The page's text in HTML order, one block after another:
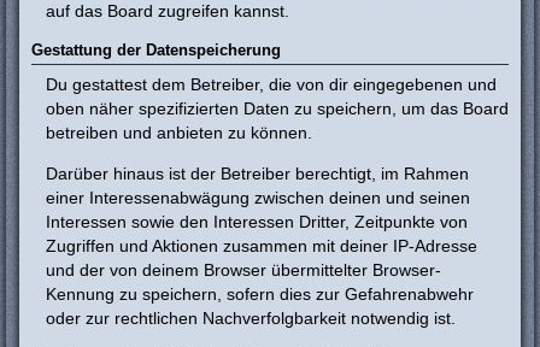
auf das Board zugreifen kannst.
Gestattung der Datenspeicherung
Du gestattest dem Betreiber, die von dir eingegebenen und
oben näher spezifizierten Daten zu speichern, um das Board
betreiben und anbieten zu können.
Darüber hinaus ist der Betreiber berechtigt, im Rahmen
einer Interessenabwägung zwischen deinen und seinen
Interessen sowie den Interessen Dritter, Zeitpunkte von
Zugriffen und Aktionen zusammen mit deiner IP-Adresse
und der von deinem Browser übermittelter Browser-
Kennung zu speichern, sofern dies zur Gefahrenabwehr
oder zur rechtlichen Nachverfolgbarkeit notwendig ist.